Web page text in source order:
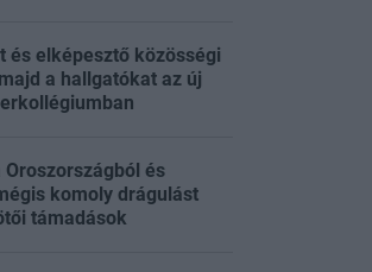
és elképesztő közösségi
a hallgatókat az új
Oroszországból és
komoly drágulást
támadások